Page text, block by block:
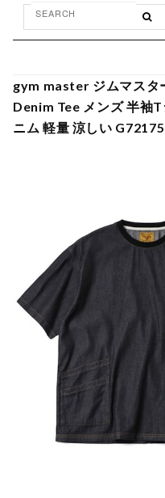
gym master ジムマスタ
Denim Tee メンズ 半袖
ニム 軽量 涼しい